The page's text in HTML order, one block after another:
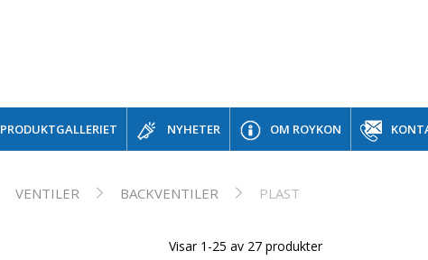
PRODUKTGALLERIET NYHETER OM ROYKON
VENTILER BACKVENTILER PLAST
Visar 1-25 av 27 produkter